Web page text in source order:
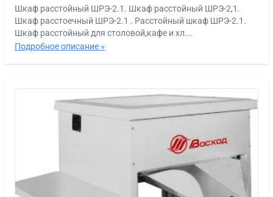
Шкаф расстойный ШРЭ-2.1. Шкаф расстойный ШРЭ-2,1.
Шкаф расстоечный ШРЭ-2.1 . Расстойный шкаф ШРЭ-2.1.
Шкаф расстойный для столовой,кафе и хл...
Подробное описание »